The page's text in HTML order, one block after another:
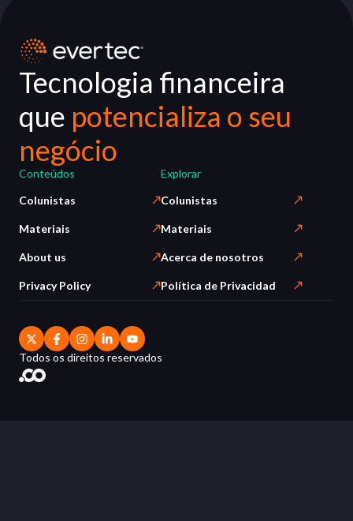
Tecnologia financeira
que potencializa o seu
negócio
Conteúdos
Colunistas
Materiais
About us
Privacy Policy
Explorar
Colunistas
Materiais
Acerca de nosotros
Política de Privacidad
Todos os direitos reservados